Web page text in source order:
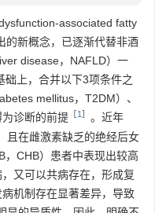
associated fatty
的新概念，已逐渐代替非酒
disease，NAFLD）一
上，合并以下3项条件之
mellitus，T2DM）、
诊断的前提 ［1］ 。近年
且在雌激素缺乏的绝经后女
CHB）患者中表现出较高
又可以共病存在，形成复
机制存在显著差异，导致